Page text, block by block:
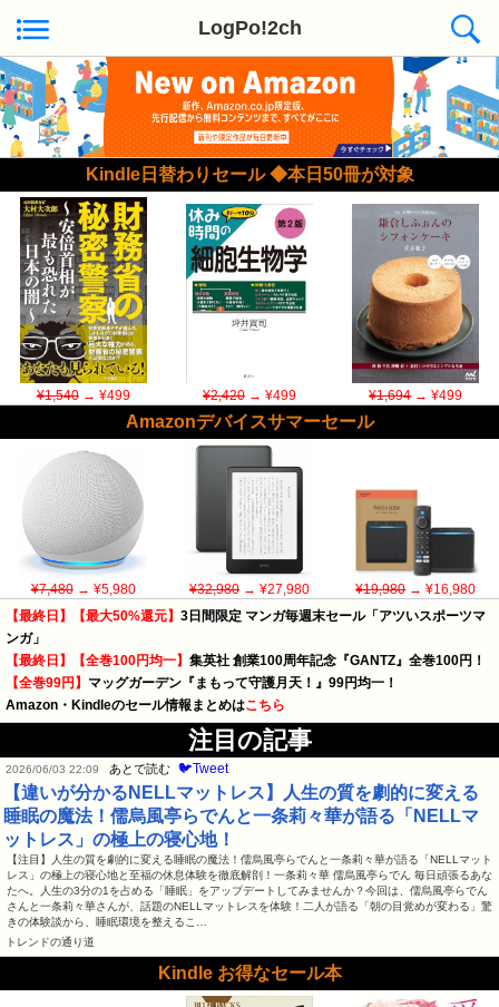
LogPo!2ch
Kindle日替わりセール ◆本日50冊が対象
¥1,540→ ¥499 ¥2,420→ ¥499 ¥1,694→ ¥499
Amazonデバイスサマーセール
¥7,480→ ¥5,980 ¥32,980→ ¥27,980 ¥19,980→ ¥16,980
【最終日】【最大50%還元】 3日間限定 マンガ毎週末セール「アツいスポーツマ
ンガ」
【最終日】【全巻100円均一】 集英社 創業100周年記念『GANTZ』全巻100円！
【全巻99円】 マッグガーデン『まもって守護月天！』99円均一！
Amazon・Kindleのセール情報まとめはこちら
注目の記事
2026/06/03 22:09 あとで読む 🐦Tweet
【違いが分かるNELLマットレス】人生の質を劇的に変える
睡眠の魔法！儒烏風亭らでんと一条莉々華が語る「NELLマ
ットレス」の極上の寝心地！
【注目】人生の質を劇的に変える睡眠の魔法！儒烏風亭らでんと一条莉々華が語る「NELLマット
レス」の極上の寝心地と至福の休息体験を徹底解剖！一条莉々華 儒烏風亭らでん 毎日頑張るあな
たへ。人生の3分の1を占める「睡眠」をアップデートしてみませんか？今回は、儒烏風亭らでん
さんと一条莉々華さんが、話題のNELLマットレスを体験！二人が語る「朝の目覚めが変わる」驚
きの体験談から、睡眠環境を整えるこ…
トレンドの通り道
Kindle お得なセール本